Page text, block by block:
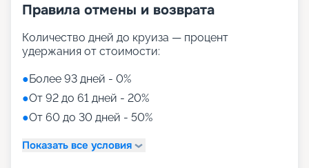
Правила отмены и возврата
Количество дней до круиза — процент
удержания от стоимости:
●Более 93 дней - 0%
●От 92 до 61 дней - 20%
●От 60 до 30 дней - 50%
Показать все условия